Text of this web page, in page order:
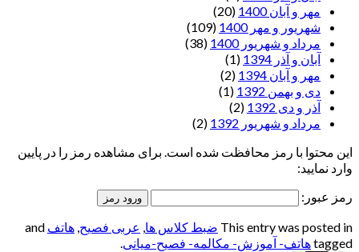
مهر و آبان 1400
(20)
شهریور و مهر 1400
(109)
مرداد و شهریور 1400
(38)
آبان و آذر 1394
(1)
مهر و آبان 1394
(2)
دی و بهمن 1392
(1)
آذر و دی 1392
(2)
مرداد و شهریور 1392
(2)
این محتوا با رمز محافظت شده است. برای مشاهده رمز را در پایین
وارد نمایید:
رمز عبور:
This entry was posted in ضبط کلاس ها, عربی فصیح, هاتف and
taggedهاتف- آموزش- مکالمه- فصیح-میانی.